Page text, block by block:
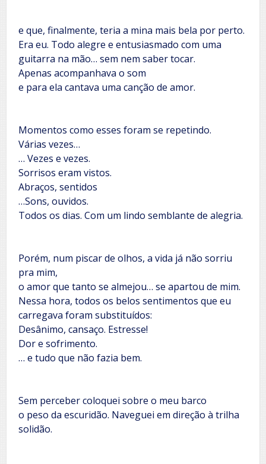
e que, finalmente, teria a mina mais bela por perto.
Era eu. Todo alegre e entusiasmado com uma
guitarra na mão… sem nem saber tocar.
Apenas acompanhava o som
e para ela cantava uma canção de amor.
Momentos como esses foram se repetindo.
Várias vezes…
… Vezes e vezes.
Sorrisos eram vistos.
Abraços, sentidos
…Sons, ouvidos.
Todos os dias. Com um lindo semblante de alegria.
Porém, num piscar de olhos, a vida já não sorriu
pra mim,
o amor que tanto se almejou… se apartou de mim.
Nessa hora, todos os belos sentimentos que eu
carregava foram substituídos:
Desânimo, cansaço. Estresse!
Dor e sofrimento.
… e tudo que não fazia bem.
Sem perceber coloquei sobre o meu barco
o peso da escuridão. Naveguei em direção à trilha
solidão.